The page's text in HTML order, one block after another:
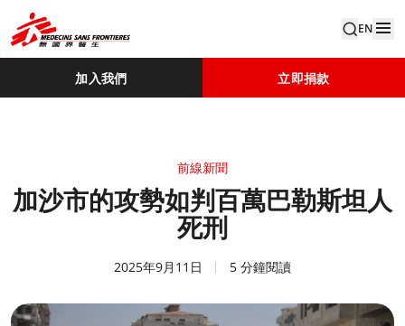
EN
加入我們 立即捐款
前線新聞
加沙市的攻勢如判百萬巴勒斯坦人
死刑
2025年9月11日 5 分鐘閱讀